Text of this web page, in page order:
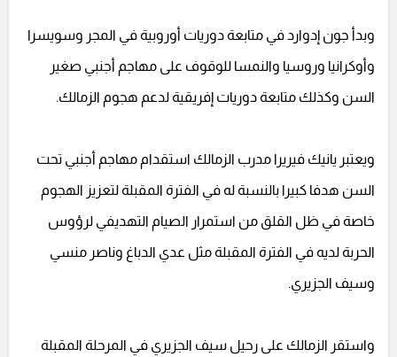
وبدأ جون إدوارد في متابعة دوريات أوروبية في المجر وسويسرا
وأوكرانيا وروسيا والنمسا للوقوف على مهاجم أجنبي صغير
السن وكذلك متابعة دوريات إفريقية لدعم هجوم الزمالك.
ويعتبر يانيك فيريرا مدرب الزمالك استقدام مهاجم أجنبي تحت
السن هدفا كبيرا بالنسبة له في الفترة المقبلة لتعزيز الهجوم
خاصة في ظل القلق من استمرار الصيام التهديفي لرؤوس
الحربة لديه في الفترة المقبلة مثل عدي الدباغ وناصر منسي
وسيف الجزيري.
واستقر الزمالك على رحيل سيف الجزيري في المرحلة المقبلة